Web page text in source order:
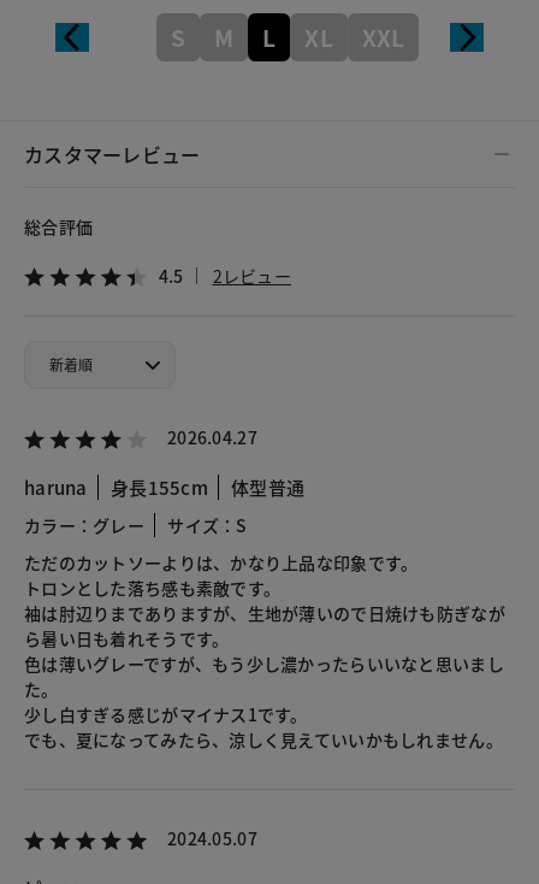
S M L XL XXL
カスタマーレビュー
総合評価
4.5 2レビュー
2026.04.27
haruna 身長155cm 体型普通
カラー：グレー
サイズ：S
ただのカットソーよりは、かなり上品な印象です。
トロンとした落ち感も素敵です。
袖は肘辺りまでありますが、生地が薄いので日焼けも防ぎなが
ら暑い日も着れそうです。
色は薄いグレーですが、もう少し濃かったらいいなと思いまし
た。
少し白すぎる感じがマイナス1です。
でも、夏になってみたら、涼しく見えていいかもしれません。
2024.05.07